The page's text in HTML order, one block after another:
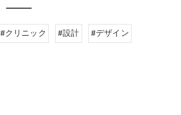
#クリニック #設計 #デザイン